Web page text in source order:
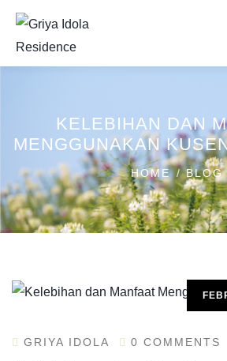
KELEBIHAN DAN
MENGGUNAKAN
HOME BLOG
GRIYA IDOLA 0 COMMENTS